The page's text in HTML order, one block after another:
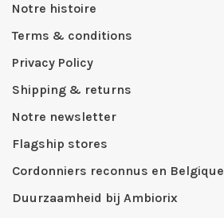
Notre histoire
Terms & conditions
Privacy Policy
Shipping & returns
Notre newsletter
Flagship stores
Cordonniers reconnus en Belgique
Duurzaamheid bij Ambiorix